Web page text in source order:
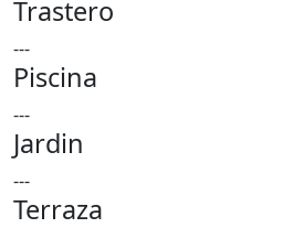
Trastero
---
Piscina
---
Jardin
---
Terraza